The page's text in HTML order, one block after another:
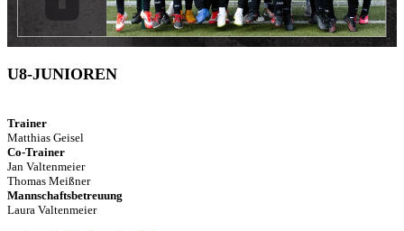
U8-JUNIOREN
Trainer
Matthias Geisel
Co-Trainer
Jan Valtenmeier
Thomas Meißner
Mannschaftsbetreuung
Laura Valtenmeier